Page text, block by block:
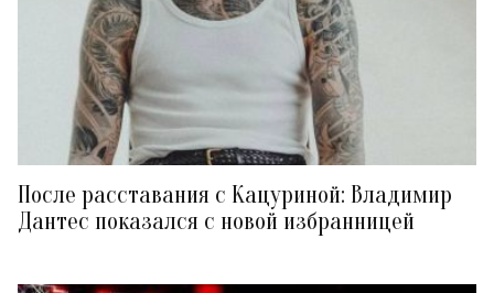
После расставания с Кацуриной: Владимир
Дантес показался с новой избранницей